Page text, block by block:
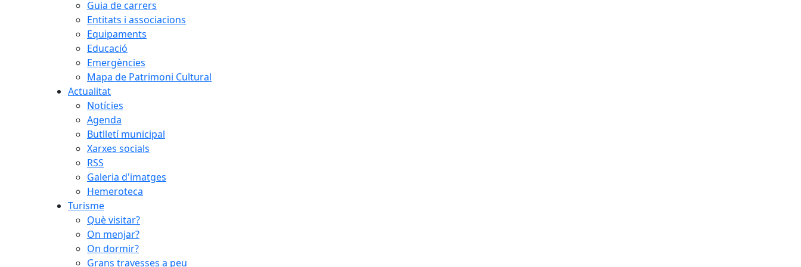
Guia de carrers
Entitats i associacions
Equipaments
Educació
Emergències
Mapa de Patrimoni Cultural
Actualitat
Notícies
Agenda
Butlletí municipal
Xarxes socials
RSS
Galeria d'imatges
Hemeroteca
Turisme
Què visitar?
On menjar?
On dormir?
Grans travesses a peu